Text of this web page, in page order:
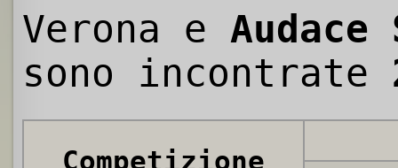
Verona e Audace
sono incontrate
Competizione